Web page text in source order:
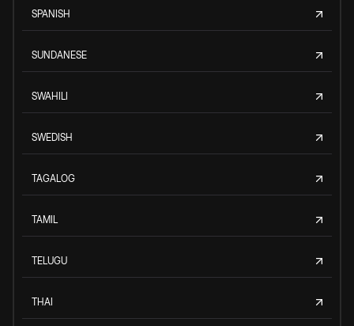
SPANISH
SUNDANESE
SWAHILI
SWEDISH
TAGALOG
TAMIL
TELUGU
THAI